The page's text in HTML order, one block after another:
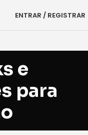
ENTRAR / REGISTRAR
e
para